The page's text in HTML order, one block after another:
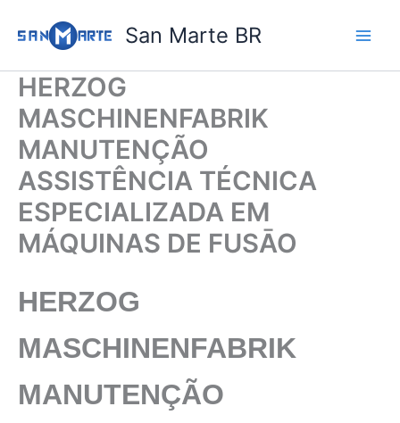
para
conteúdo
San Marte BR
HERZOG
MASCHINENFABRIK
MANUTENÇÃO
ASSISTÊNCIA TÉCNICA
ESPECIALIZADA EM
MÁQUINAS DE FUSĀO
HERZOG
MASCHINENFABRIK
MANUTENÇÃO